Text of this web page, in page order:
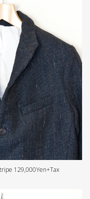
129,000Yen+Tax